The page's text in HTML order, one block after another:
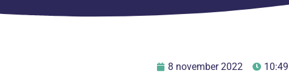
8 november 2022 10:49